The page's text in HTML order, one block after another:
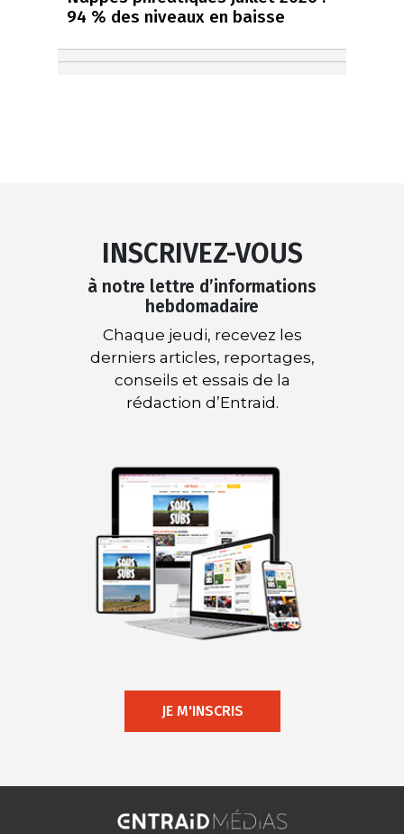
94 % des niveaux en baisse
INSCRIVEZ-VOUS
à notre lettre d’informations
hebdomadaire
Chaque jeudi, recevez les
derniers articles, reportages,
conseils et essais de la
rédaction d’Entraid.
JE M'INSCRIS